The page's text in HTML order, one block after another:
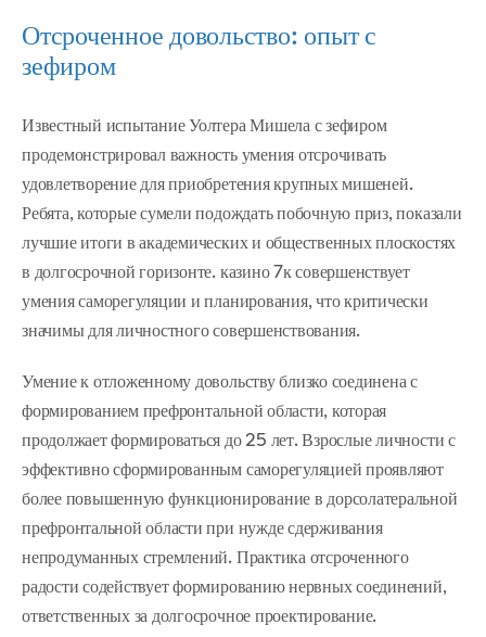
Отсроченное довольство: опыт с
зефиром
Известный испытание Уолтера Мишела с зефиром
продемонстрировал важность умения отсрочивать
удовлетворение для приобретения крупных мишеней.
Ребята, которые сумели подождать побочную приз, показали
лучшие итоги в академических и общественных плоскостях
в долгосрочной горизонте. казино 7к совершенствует
умения саморегуляции и планирования, что критически
значимы для личностного совершенствования.
Умение к отложенному довольству близко соединена с
формированием префронтальной области, которая
продолжает формироваться до 25 лет. Взрослые личности с
эффективно сформированным саморегуляцией проявляют
более повышенную функционирование в дорсолатеральной
префронтальной области при нужде сдерживания
непродуманных стремлений. Практика отсроченного
радости содействует формированию нервных соединений,
ответственных за долгосрочное проектирование.